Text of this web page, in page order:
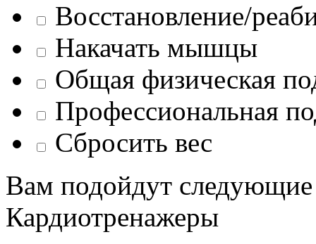
Восстановление/
Накачать мышцы
Общая физическая
Профессиональная
Сбросить вес
Вам подойдут
Кардиотренажеры